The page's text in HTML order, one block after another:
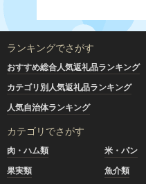
ランキングでさがす
おすすめ総合人気返礼品ランキング
カテゴリ別人気返礼品ランキング
人気自治体ランキング
カテゴリでさがす
肉・ハム類 米・パン
果実類
魚介類